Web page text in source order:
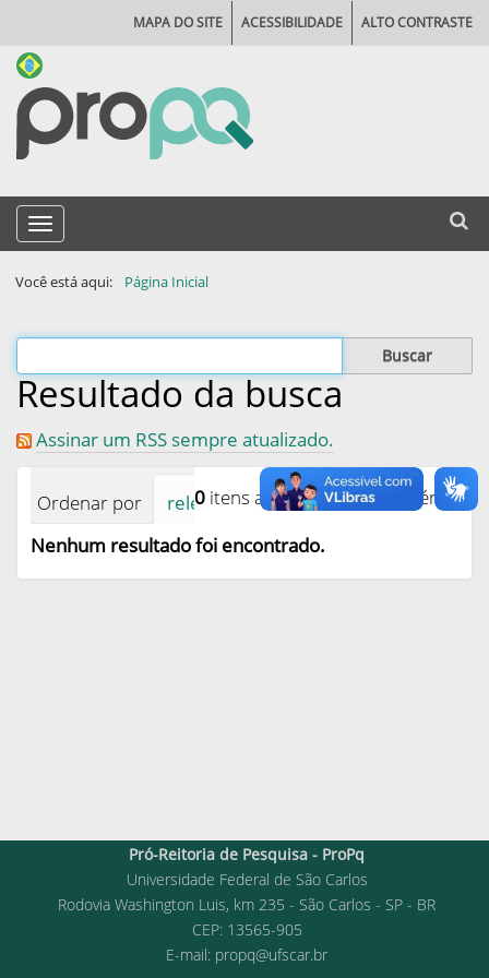
Busca
MAPA DO SITE ACESSIBILIDADE ALTO CONTRASTE
Toggle navigation
Você está aqui: Página Inicial
Filtrar os resultados
Resultado da busca
Assinar um RSS sempre atualizado.
0 itens atendem ao seu critério.
Ordenar por relevância
data (mais recente
Nenhum resultado foi encontrado.
Pró-Reitoria de Pesquisa - ProPq
Universidade Federal de São Carlos
Rodovia Washington Luis, km 235 - São Carlos - SP - BR
CEP: 13565-905
E-mail: propq@ufscar.br